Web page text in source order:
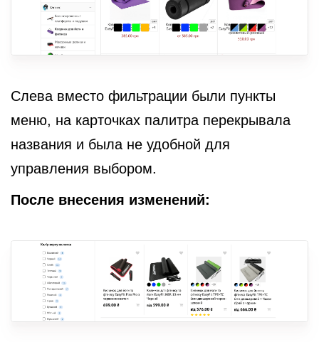
Слева вместо фильтрации были пункты
меню, на карточках палитра перекрывала
названия и была не удобной для
управления выбором.
После внесения изменений: